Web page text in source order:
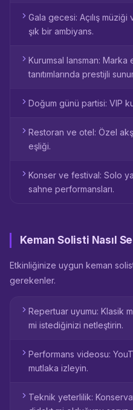
Gala gecesi: Açılış
şık bir ambiyans.
Kurumsal lansman: Marka
tanıtımlarında prestijli
Doğum günü partisi: VIP
Restoran ve otel: Özel
eşliği.
Konser ve festival: Solo
sahne performansları.
Keman Solisti Nasıl
Etkinliğinize uygun keman
gerekenler.
Repertuar uyumu: Klasik
mi istediğinizi netleştirin.
Performans videosu:
mutlaka izleyin.
Teknik yeterlilik: